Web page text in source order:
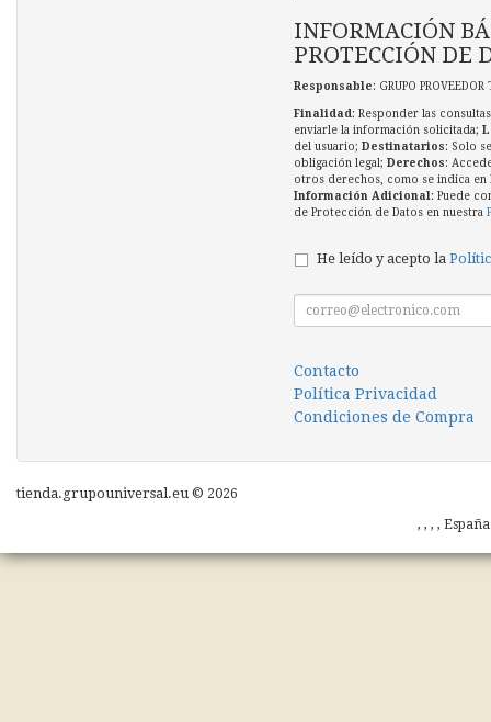
INFORMACIÓN
PROTECCIÓN DE
Responsable: GRUPO
Finalidad : Responder las
enviarle la información solicitada;
del usuario; Destinatarios: Solo
obligación legal; Derechos:
otros derechos, como se indica en
Información Adicional : Puede
de Protección de Datos en nuestra
He leído y acepto la
Contacto
Política Privacidad
Condiciones de Compra
tienda.grupouniversal.eu © 2026
, , , ,